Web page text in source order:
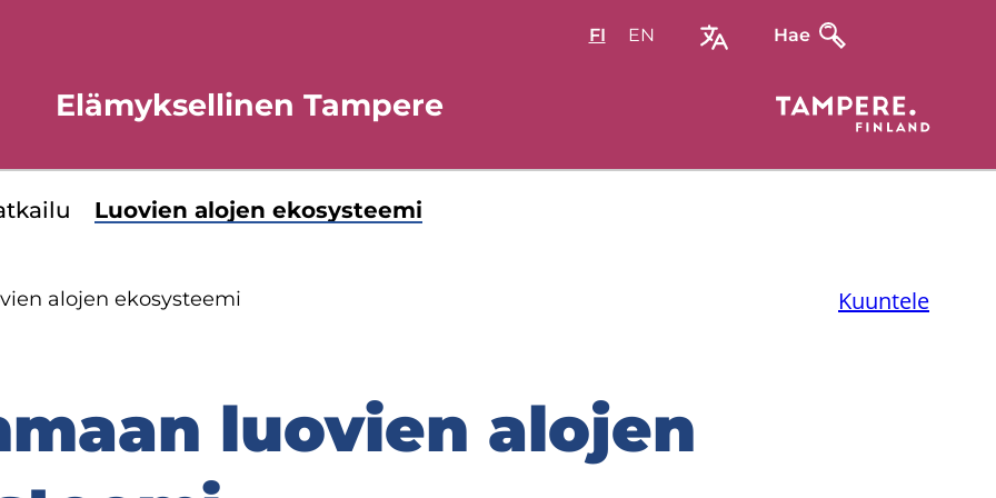
FIValitse
ENSelect
Hae
Elämyksellinen Tampere
Luo­vien alo­jen eko­sys­tee­mi
alo­jen eko­sys­tee­mi Kuuntele
luo­vien alo­jen